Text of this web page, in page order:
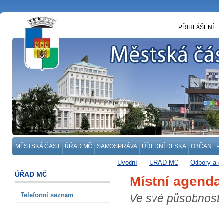
MĚSTSKÁ ČÁST ÚŘAD MČ SAMOSPRÁVA ÚŘEDNÍ DESKA OBČAN
PŘIHLÁŠENÍ
Úvodní ÚŘAD MČ
Odbory a
ÚŘAD MČ
Telefonní seznam
Místní
Ve své